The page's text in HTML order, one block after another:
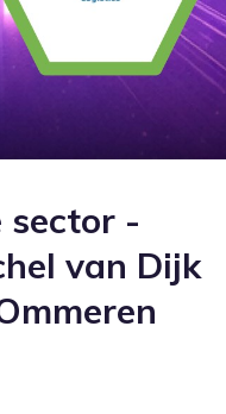
sector -
van Dijk